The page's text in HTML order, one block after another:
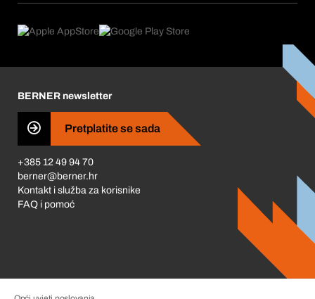
Što nas pokreće
Business Conduct
BERNER newsletter
Pretplatite se sada
+385 12 49 94 70
berner@berner.hr
Kontakt i služba za korisnike
FAQ i pomoć